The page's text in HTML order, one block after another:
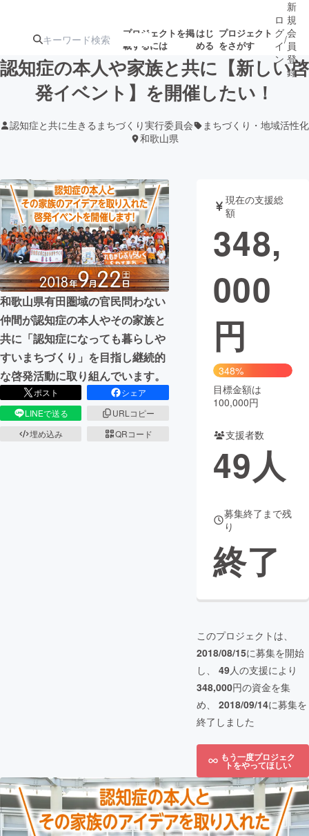
プロジェクトを掲
載するには
はじ
める
プロジェクト
をさがす
人気のプロ
ジェクト
注目のリ
ターン
注目の新着プロ
ジェクト
募集終了が近いプ
ロジェクト
もうすぐ公開
されます
アート・写真
テクノロジー・ガジェット
映像・映画 書籍・雑誌
ビジネス・起業 チャレンジ
まちづくり・地域活性化
CAMPFIRE for Social Good
CAMPFIRE Creation
CAMPFIREふるさと納税machi-ya コミュニティ
ロ
グ
イ
ン
/
新
規
会
員
登
録
認知症の本人や家族と共に【新しい啓
発イベント】を開催したい！
認知症と共に生きるまちづくり実行委員会
まちづくり・地域活性化
和歌山県
和歌山県有田圏域の官民問わない
仲間が認知症の本人やその家族と
共に「認知症になっても暮らしや
すいまちづくり」を目指し継続的
な啓発活動に取り組んでいます。
ポスト
シェア
LINEで送る
URLコピー
埋め込み
QRコード
現在の支援総
額
348,
000
円
348%
目標金額は
100,000円
支援者数
49人
募集終了まで残
り
終了
このプロジェクトは、
2018/08/15に募集を開始
し、 49人の支援により
348,000円の資金を集
め、 2018/09/14に募集を
終了しました
もう一度プロジェク
トをやってほしい